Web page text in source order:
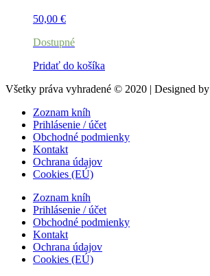
50,00 €
Dostupné
Pridať do košíka
Všetky práva vyhradené © 2020 | Designed by
Zoznam kníh
Prihlásenie / účet
Obchodné podmienky
Kontakt
Ochrana údajov
Cookies (EÚ)
Zoznam kníh
Prihlásenie / účet
Obchodné podmienky
Kontakt
Ochrana údajov
Cookies (EÚ)